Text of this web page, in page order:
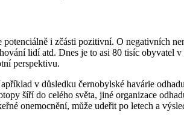
i zčásti pozitivní. O negativních
lidí atd. Dnes je to asi 80 tisíc obyvatel
perspektivu.
v důsledku černobylské havárie
šíří do celého světa, jiné organizace
onemocnění, může udeřit po letech a